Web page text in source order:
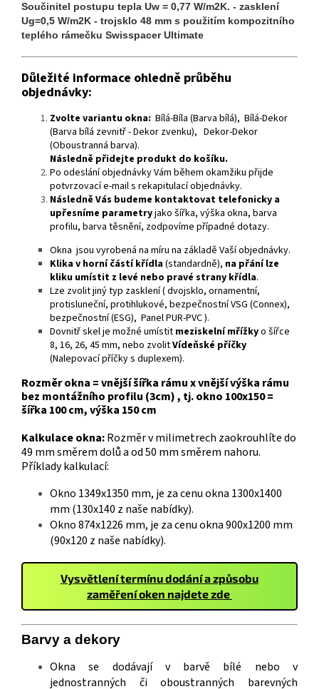
Součinitel postupu tepla Uw = 0,77 W/m2K. - zasklení
Ug=0,5 W/m2K - trojsklo 48 mm s použitím kompozitního
teplého rámečku Swisspacer Ultimate
Důležité informace ohledně průběhu
objednávky:
Zvolte variantu okna: Bílá-Bíla (Barva bílá), Bílá-Dekor
(Barva bílá zevnitř - Dekor zvenku), Dekor-Dekor
(Oboustranná barva).
Následně přidejte produkt do košíku.
Po odeslání objednávky Vám během okamžiku přijde
potvrzovací e-mail s rekapitulací objednávky.
Následně Vás budeme kontaktovat telefonicky a
upřesníme parametryjako šířka, výška okna, barva
profilu, barva těsnění, zodpovíme případné dotazy.
Okna jsou vyrobená na míru na základě Vaší objednávky.
Klika v horní částí křídla(standardně), na přání lze
kliku umístit z levé nebo pravé strany křídla.
Lze zvolit jiný typ zasklení ( dvojsklo, ornamentní,
protisluneční, protihlukové, bezpečnostní VSG (Connex),
bezpečnostní (ESG), Panel PUR-PVC ).
Dovnitř skel je možné umístit meziskelní mřížkyo šířce
8, 16, 26, 45 mm, nebo zvolitVídeňské příčky
(Nalepovací příčky s duplexem).
Rozměr okna = vnější šířka rámu x vnější výška rámu
bez montážního profilu (3cm) , tj. okno 100x150 =
šířka 100 cm, výška 150 cm
Kalkulace okna:Rozměr v milimetrech zaokrouhlíte do
49 mm směrem dolů a od 50 mm směrem nahoru.
Příklady kalkulací:
Okno 1349x1350 mm, je za cenu okna 1300x1400
mm (130x140 z naše nabídky).
Okno 874x1226 mm, je za cenu okna 900x1200 mm
(90x120 z naše nabídky).
Vysvětlení termínu dodání a způsobu
zaměření oken najdete zde
Barvy a dekory
Okna se dodávají v barvě bílé nebo v
jednostranných či oboustranných barevných